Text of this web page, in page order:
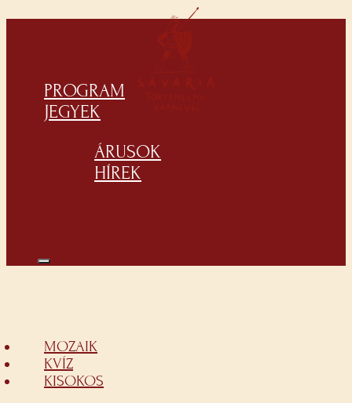
PROGRAM
JEGYEK
ÁRUSOK
HÍREK
MOZAIK
KVÍZ
KISOKOS